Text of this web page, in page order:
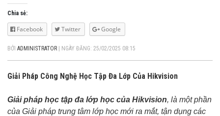
Chia sẻ:
Facebook Twitter Google
BỞI ADMINISTRATOR | NGÀY ĐĂNG: 25/02/2025 08:15
Giải Pháp Công Nghệ Học Tập Đa Lớp Của Hikvision
Giải pháp học tập đa lớp học của Hikvision, là một phần
của Giải pháp trung tâm lớp học mới ra mắt, tận dụng các